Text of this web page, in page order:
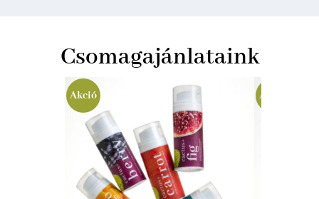
Csomagajánlataink
Akció Akció